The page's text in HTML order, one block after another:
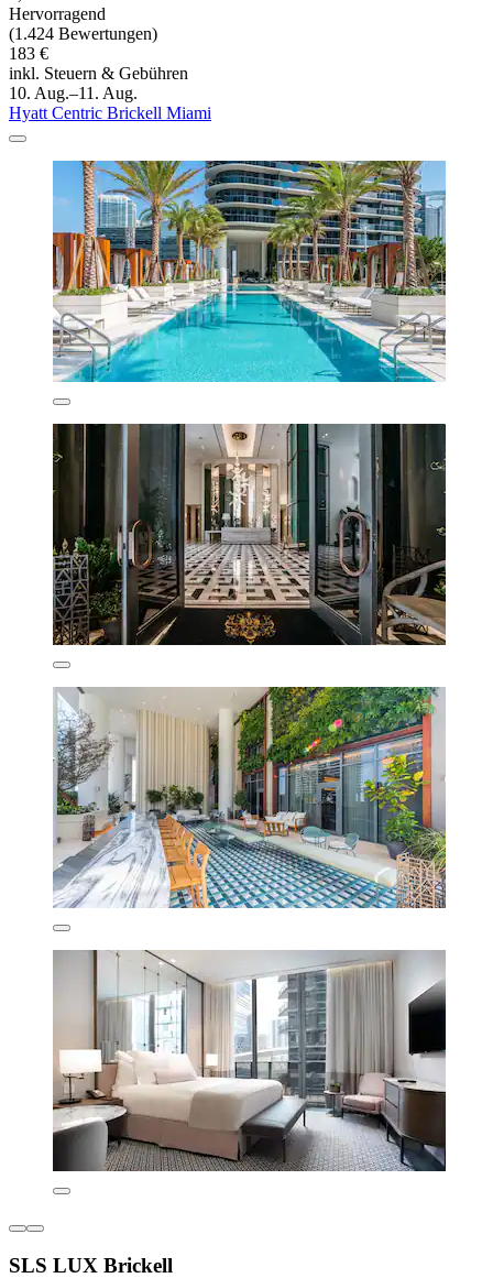
Hervorragend
(1.424 Bewertungen)
183 €
inkl. Steuern & Gebühren
10. Aug.–11. Aug.
Hyatt Centric Brickell Miami
SLS LUX Brickell